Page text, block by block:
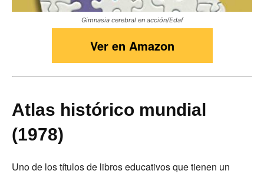
Gimnasia cerebral en acción/Edaf
Ver en Amazon
Atlas histórico mundial
(1978)
Uno de los títulos de libros educativos que tienen un